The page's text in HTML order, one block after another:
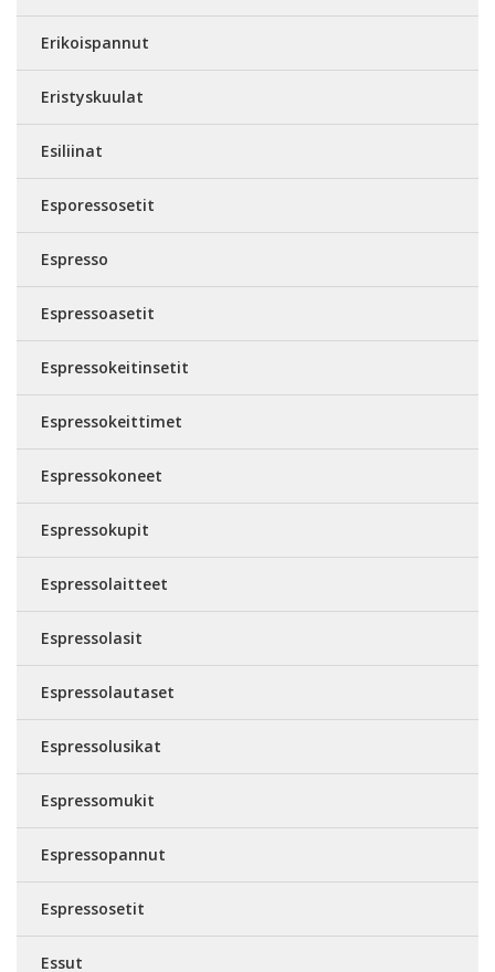
Erikoispannut
Eristyskuulat
Esiliinat
Esporessosetit
Espresso
Espressoasetit
Espressokeitinsetit
Espressokeittimet
Espressokoneet
Espressokupit
Espressolaitteet
Espressolasit
Espressolautaset
Espressolusikat
Espressomukit
Espressopannut
Espressosetit
Essut